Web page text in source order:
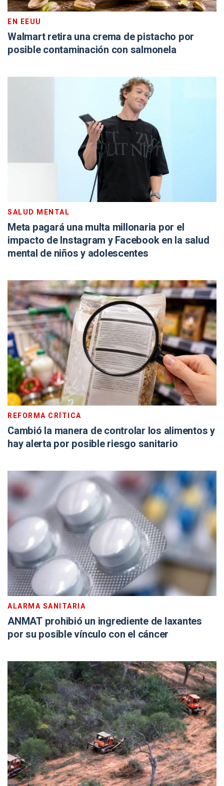
EN EEUU
Walmart retira una crema de pistacho por
posible contaminación con salmonela
SALUD MENTAL
Meta pagará una multa millonaria por el
impacto de Instagram y Facebook en la salud
mental de niños y adolescentes
REFORMA CRÍTICA
Cambió la manera de controlar los alimentos y
hay alerta por posible riesgo sanitario
ALARMA SANITARIA
ANMAT prohibió un ingrediente de laxantes
por su posible vínculo con el cáncer